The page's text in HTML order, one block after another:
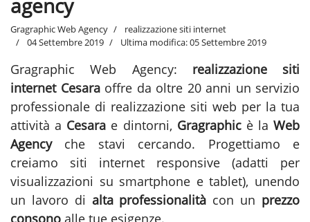
Gragraphic Web Agency
realizzazione siti internet
04 Settembre 2019
Ultima modifica: 05 Settembre 2019
Gragraphic Web Agency: realizzazione siti
internet Cesaraoffre da oltre 20 anni un servizio
professionale di realizzazione siti web per la tua
attività a Cesara e dintorni, Gragraphic è la Web
Agencyche stavi cercando. Progettiamo e
creiamo siti internet responsive (adatti per
visualizzazioni su smartphone e tablet), unendo
un lavoro di alta professionalità con un prezzo
consono alle tue esigenze.